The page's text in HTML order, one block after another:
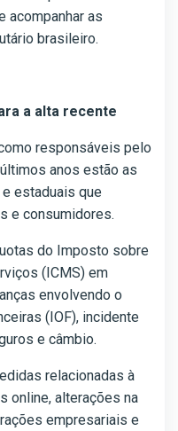
acompanhar as
brasileiro.
a alta recente
responsáveis pelo
anos estão as
estaduais que
e consumidores.
do Imposto sobre
(ICMS) em
envolvendo o
(IOF), incidente
e câmbio.
relacionadas à
online, alterações na
empresariais e